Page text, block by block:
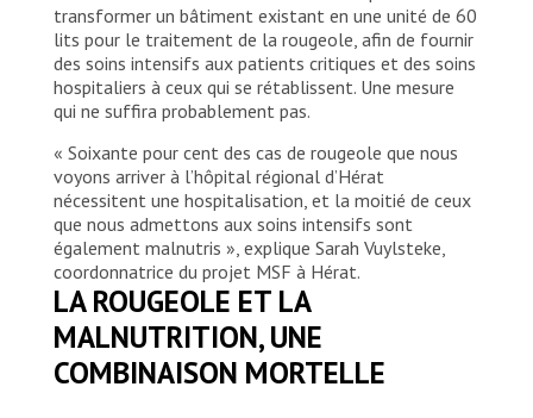
transformer un bâtiment existant en une unité de 60
lits pour le traitement de la rougeole, afin de fournir
des soins intensifs aux patients critiques et des soins
hospitaliers à ceux qui se rétablissent. Une mesure
qui ne suffira probablement pas.
« Soixante pour cent des cas de rougeole que nous
voyons arriver à l’hôpital régional d’Hérat
nécessitent une hospitalisation, et la moitié de ceux
que nous admettons aux soins intensifs sont
également malnutris », explique Sarah Vuylsteke,
coordonnatrice du projet MSF à Hérat.
LA ROUGEOLE ET LA
MALNUTRITION, UNE
COMBINAISON MORTELLE